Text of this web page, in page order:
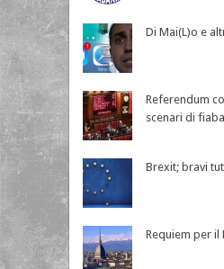
Di Mai(L)o e
Referendum
scenari di fiaba
Brexit; bravi
Requiem per il